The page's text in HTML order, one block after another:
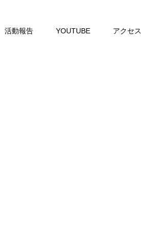
活動報告 YOUTUBE アクセス